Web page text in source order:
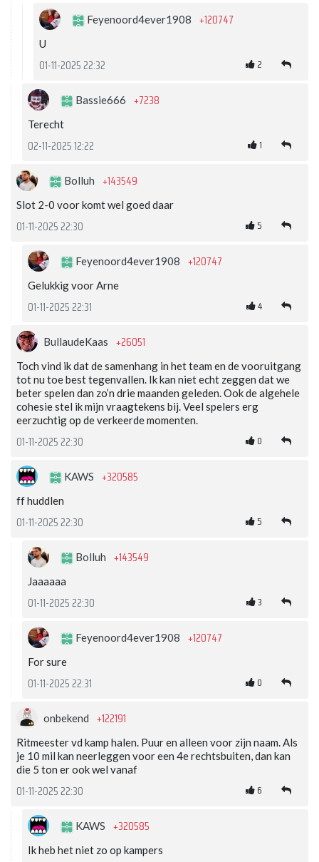
Feyenoord4ever1908 +120747
U
01-11-2025 22:32 2
Bassie666 +7238
Terecht
02-11-2025 12:22 1
Bolluh +143549
Slot 2-0 voor komt wel goed daar
01-11-2025 22:30 5
Feyenoord4ever1908 +120747
Gelukkig voor Arne
01-11-2025 22:31 4
BullaudeKaas +26051
Toch vind ik dat de samenhang in het team en de vooruitgang
tot nu toe best tegenvallen. Ik kan niet echt zeggen dat we
beter spelen dan zo’n drie maanden geleden. Ook de algehele
cohesie stel ik mijn vraagtekens bij. Veel spelers erg
eerzuchtig op de verkeerde momenten.
01-11-2025 22:30 0
KAWS +320585
ff huddlen
01-11-2025 22:30 5
Bolluh +143549
Jaaaaaa
01-11-2025 22:30 3
Feyenoord4ever1908 +120747
For sure
01-11-2025 22:31 0
onbekend +122191
Ritmeester vd kamp halen. Puur en alleen voor zijn naam. Als
je 10 mil kan neerleggen voor een 4e rechtsbuiten, dan kan
die 5 ton er ook wel vanaf
01-11-2025 22:30 6
KAWS +320585
Ik heb het niet zo op kampers